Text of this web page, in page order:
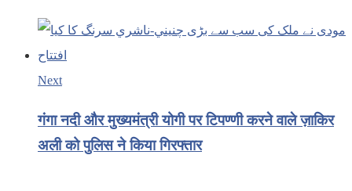
Next
गंगा नदी और मुख्यमंत्री योगी पर टिपण्णी करने वाले ज़ाकिर
अली को पुलिस ने किया गिरफ्तार